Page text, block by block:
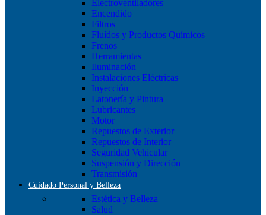
Electroventiladores
Encendido
Filtros
Fluídos y Productos Químicos
Frenos
Herramientas
Iluminación
Instalaciones Eléctricas
Inyección
Latonería y Pintura
Lubricantes
Motor
Repuestos de Exterior
Repuestos de Interior
Seguridad Vehicular
Suspensión y Dirección
Transmisión
Cuidado Personal y Belleza
Estética y Belleza
Salud